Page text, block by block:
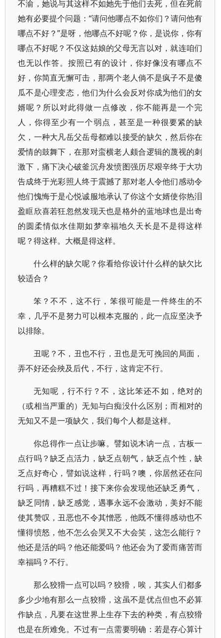
不渝，她说与其这样不如她先于他们去死，但在死前
她有必要提个问题：“请问他哪点不如你们？请问他有
哪点不好？”是呀，他哪点不好呢？你，是说你，你有
哪点不好呢？不仅这姑娘的父母无言以对，就连咱们
也无以作答。按照已有的设计，你好像没有哪点不
好，你简直无懈可击，那两个老人倘不是疯子不是傻
瓜不是心理变态，他们为什么会反对你成为他们的女
婿呢？所以对此得做一点修改，你不能再是一个完
人，你得至少有一个弱点，甚至是一种很要紧的缺
欠，一种大凡岳父岳母都难以接受的缺欠，然后你在
爱情的鼓舞下，在那对蛮横老人颇合逻辑的蔑视的刺
激下，痛下决心破釜沉舟发愤图强历尽艰辛终于大功
告成终于光彩照人终于震撼了那对老人令他们感动令
他们愧悔于是心悦诚服地承认了你这个女婿使你热泪
盈眶欣喜若狂忽然发现天也是格外的蓝地球也是出奇
的圆柔情似水佳期如梦幸福地久天长是不是得这样
呢？得这样。大概是得这样。
什么样的缺欠呢？你看给你设计什么样的缺欠比
较适合？
笨？不不，这不行，笨很可能是一件终生的不
幸，几乎不是努力可以根本克服的，此一点应坚决予
以排除。
丑呢？不，丑也不行，丑也是无可挽回的局面，
弄不好还会殃及后代，不行，这肯定不行。
无知呢，行不行？不，这比笨还不如，绝对的
（或相当严重的）无知与白痴没什么区别；而相对的
无知又不是一项缺欠，我们每个人都是这样。
你总得作一点让步嘛。譬如说木讷一点，古板一
点行吗？缺乏点活力，缺乏点朝气，缺乏点个性，缺
乏点好奇心，譬如说这样，行吗？噢，你居然还在问
行吗，再糟糕不过！接下来你会发现他还缺乏勇气，
缺乏同情，缺乏感觉，遇事永远不会激动，美好不能
使其赞叹，丑恶也不令其憎恶，他既不懂得感动也不
懂得愤怒，他不怎么会哭又不大会笑，这怎么能行？
他还是活的吗？他还能爱吗？他还会为了爱而痛苦而
幸福吗？不行。
那么狡猾一点可以吗？狡猾，唉，其实人们都多
多少少地有那么一点狡猾，这虽不是优点但也不必算
作缺点，凡要在这世界上生存下去的种类，有点狡猾
也是在所难免。不过有一点需要明确：若是存心算计